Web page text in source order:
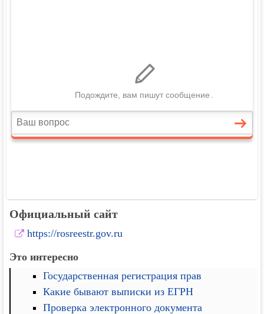
Официальный сайт
https://rosreestr.gov.ru
Это интересно
Государственная регистрация прав
Какие бывают выписки из ЕГРН
Проверка электронного документа